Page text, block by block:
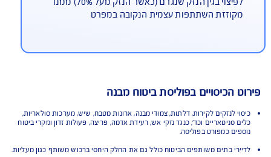
התקנית) ועד גבול האחריות הנקוב בפוליסה.
סכום נוסף למבנה כתוצאה
אדמה
(בתשלום) לדיירי בתים משותפים המעניקה פיצוי
בגובה סכום ביטוח המבנה. פיצוי זה הינו מעבר